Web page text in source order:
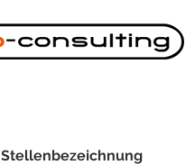
Stellenbezeichnung